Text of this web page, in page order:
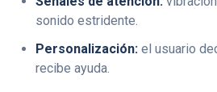
sonido estridente.
Personalización: el usuario
recibe ayuda.